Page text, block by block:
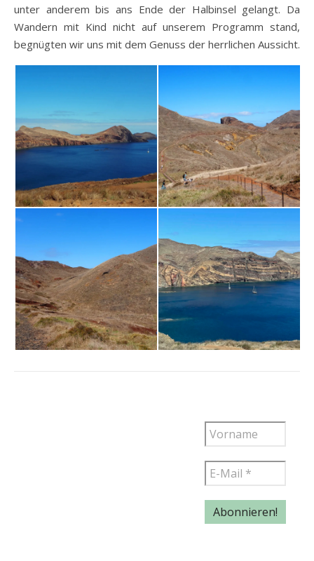
unter anderem bis ans Ende der Halbinsel gelangt. Da
Wandern mit Kind nicht auf unserem Programm stand,
begnügten wir uns mit dem Genuss der herrlichen Aussicht.